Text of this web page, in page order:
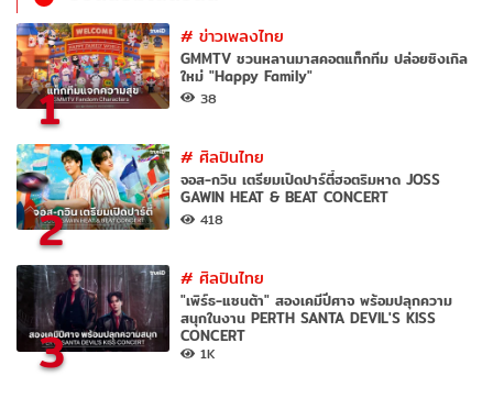
1
#ข่าวเพลงไทย
GMMTV ชวนหลานมาสคอตแท็กทีม ปล่อยซิงเกิล
ใหม่ "Happy Family"
38
2
#ศิลปินไทย
จอส-กวิน เตรียมเปิดปาร์ตี้ฮอตริมหาด JOSS
GAWIN HEAT & BEAT CONCERT
418
3
#ศิลปินไทย
"เพิร์ธ-แซนต้า" สองเคมีปีศาจ พร้อมปลุกความ
สนุกในงาน PERTH SANTA DEVIL'S KISS
CONCERT
1K